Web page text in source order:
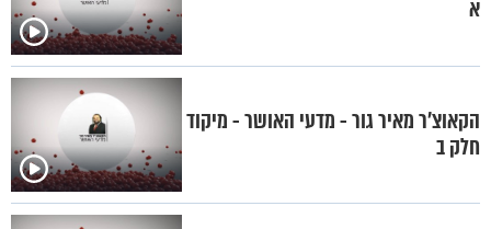
א
הקאוצ'ר מאיר גור - מדעי האושר - מיקוד
חלק ב